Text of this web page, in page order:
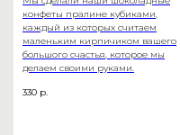
конфеты пралине кубиками,
каждый из которых считаем
маленьким кирпичиком вашего
большого счастья, которое мы
делаем своими руками.
330 р.